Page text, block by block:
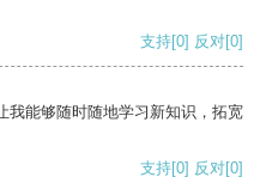
支持[0] 反对[0]
我能够随时随地学习新知识，拓宽
支持[0] 反对[0]